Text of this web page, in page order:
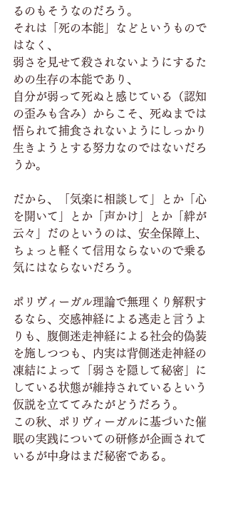
るのもそうなのだろう。
それは「死の本能」などというもので
はなく、
弱さを見せて殺されないようにするた
めの生存の本能であり、
自分が弱って死ぬと感じている（認知
の歪みも含み）からこそ、死ぬまでは
悟られて捕食されないようにしっかり
生きようとする努力なのではないだろ
うか。
だから、「気楽に相談して」とか「心
を開いて」とか「声かけ」とか「絆が
云々」だのというのは、安全保障上、
ちょっと軽くて信用ならないので乗る
気にはならないだろう。
ポリヴィーガル理論で無理くり解釈す
るなら、交感神経による逃走と言うよ
りも、腹側迷走神経による社会的偽装
を施しつつも、内実は背側迷走神経の
凍結によって「弱さを隠して秘密」に
している状態が維持されているという
仮説を立ててみたがどうだろう。
この秋、ポリヴィーガルに基づいた催
眠の実践についての研修が企画されて
いるが中身はまだ秘密である。